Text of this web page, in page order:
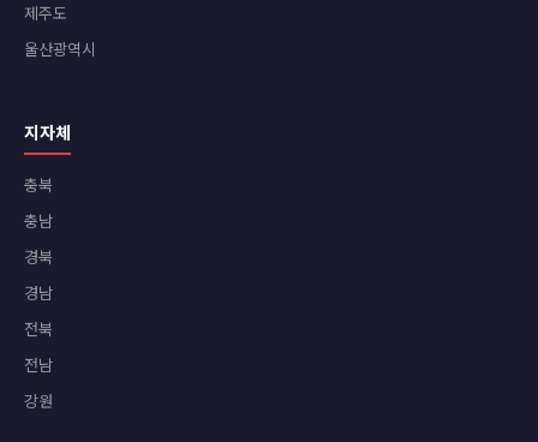
제주도
울산광역시
지자체
충북
충남
경북
경남
전북
전남
강원